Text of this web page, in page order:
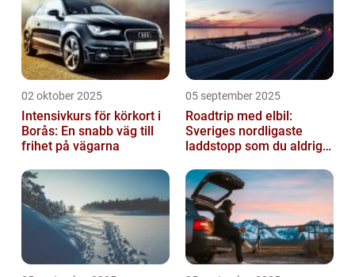
02 oktober 2025
Intensivkurs för körkort i
Borås: En snabb väg till
frihet på vägarna
05 september 2025
Roadtrip med elbil:
Sveriges nordligaste
laddstopp som du aldrig